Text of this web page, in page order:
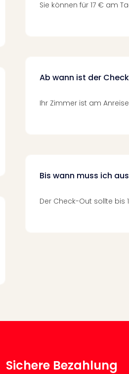
Sie können für 17 € am
Ab wann ist der
Ihr Zimmer ist am
Bis wann muss ich
Der Check-Out sollte bis
Sichere Bezahlung